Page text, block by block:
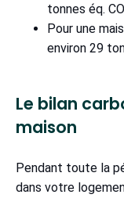
tonnes éq.
Pour une
environ 29
Le bilan
maison
Pendant toute la
dans votre